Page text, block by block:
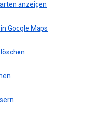
anzeigen
Google Maps